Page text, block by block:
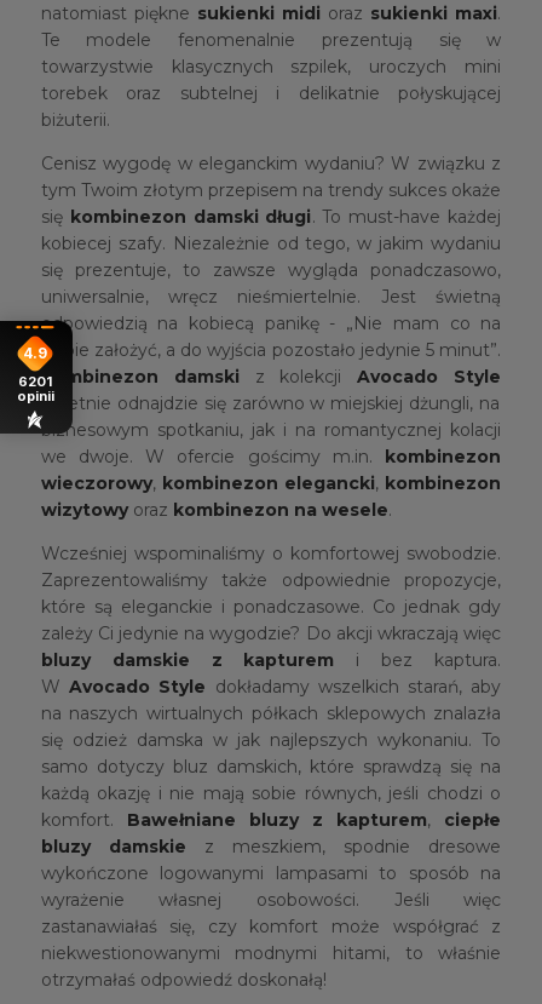
natomiast piękne sukienki midi oraz sukienki maxi.
Te modele fenomenalnie prezentują się w
towarzystwie klasycznych szpilek, uroczych mini
torebek oraz subtelnej i delikatnie połyskującej
biżuterii.
Cenisz wygodę w eleganckim wydaniu? W związku z
tym Twoim złotym przepisem na trendy sukces okaże
się kombinezon damski długi. To must-have każdej
kobiecej szafy. Niezależnie od tego, w jakim wydaniu
się prezentuje, to zawsze wygląda ponadczasowo,
uniwersalnie, wręcz nieśmiertelnie. Jest świetną
odpowiedzią na kobiecą panikę - „Nie mam co na
siebie założyć, a do wyjścia pozostało jedynie 5 minut”.
Kombinezon damski
z kolekcjiAvocado Style
świetnie odnajdzie się zarówno w miejskiej dżungli, na
biznesowym spotkaniu, jak i na romantycznej kolacji
we dwoje. W ofercie gościmy m.in. kombinezon
wieczorowy, kombinezon elegancki, kombinezon
wizytowyoraz kombinezon na wesele.
Wcześniej wspominaliśmy o komfortowej swobodzie.
Zaprezentowaliśmy także odpowiednie propozycje,
które są eleganckie i ponadczasowe. Co jednak gdy
zależy Ci jedynie na wygodzie? Do akcji wkraczają więc
bluzy damskie z kapturem i bez kaptura.
W Avocado Style dokładamy wszelkich starań, aby
na naszych wirtualnych półkach sklepowych znalazła
się odzież damska w jak najlepszych wykonaniu. To
samo dotyczy bluz damskich, które sprawdzą się na
każdą okazję i nie mają sobie równych, jeśli chodzi o
komfort. Bawełniane bluzy z kapturem, ciepłe
bluzy damskie z meszkiem, spodnie dresowe
wykończone logowanymi lampasami to sposób na
wyrażenie własnej osobowości. Jeśli więc
zastanawiałaś się, czy komfort może współgrać z
niekwestionowanymi modnymi hitami, to właśnie
otrzymałaś odpowiedź doskonałą!
4.9
6201
opinii